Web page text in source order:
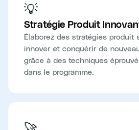
💡
Stratégie Produit
Élaborez des stratégies produit
innover et conquérir de
grâce à des techniques
dans le programme.